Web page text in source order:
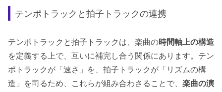
テンポトラックと拍子トラックの連携
テンポトラックと拍子トラックは、楽曲の時間軸上の構造
を定義する上で、互いに補完し合う関係にあります。テン
ポトラックが「速さ」を、拍子トラックが「リズムの構
造」を司るため、これらが組み合わさることで、 楽曲の演